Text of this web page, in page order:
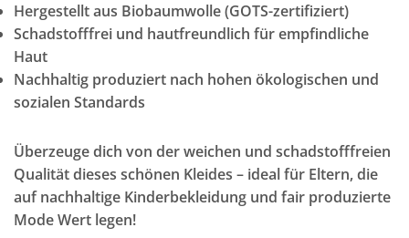
Hergestellt aus Biobaumwolle (GOTS-zertifiziert)
Schadstofffrei und hautfreundlich für empfindliche
Haut
Nachhaltig produziert nach hohen ökologischen und
sozialen Standards
Überzeuge dich von der weichen und schadstofffreien
Qualität dieses schönen Kleides – ideal für Eltern, die
auf nachhaltige Kinderbekleidung und fair produzierte
Mode Wert legen!